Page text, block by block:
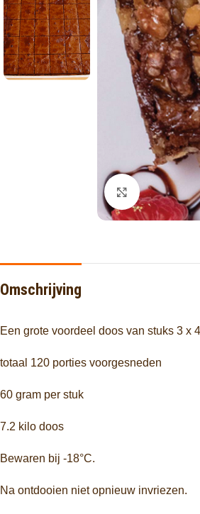
Click to
Omschrijving
Een grote voordeel doos van stuks 3 x
totaal 120 porties voorgesneden
60 gram per stuk
7.2 kilo doos
Bewaren bij -18°C.
Na ontdooien niet opnieuw invriezen.